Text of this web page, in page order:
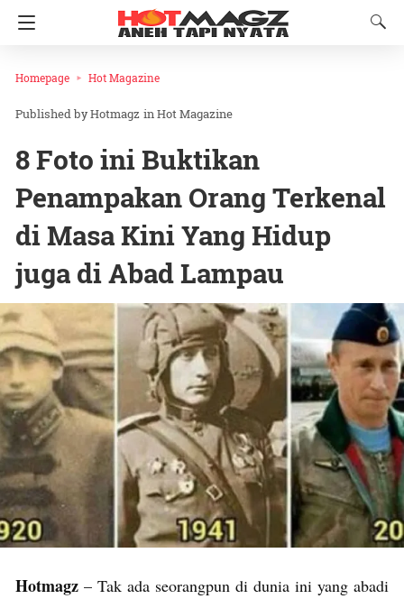
Homepage Hot Magazine
Hotmagz inHot Magazine
8 Foto ini Buktikan
Penampakan Orang Terkenal
di Masa Kini Yang Hidup
juga di Abad Lampau
Hotmagz – Tak ada seorangpun di dunia ini yang abadi